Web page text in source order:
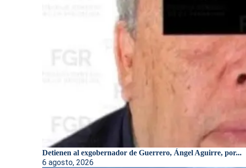
Detienen al exgobernador de Guerrero, Ángel Aguirre, por...
6 agosto, 2026